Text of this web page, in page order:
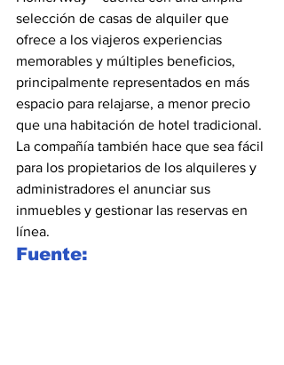
selección de casas de alquiler que
ofrece a los viajeros experiencias
memorables y múltiples beneficios,
principalmente representados en más
espacio para relajarse, a menor precio
que una habitación de hotel tradicional.
La compañía también hace que sea fácil
para los propietarios de los alquileres y
administradores el anunciar sus
inmuebles y gestionar las reservas en
línea.
Fuente: